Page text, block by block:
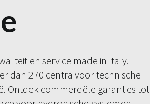
en service made in Italy.
dan 270 centra voor technische
Ontdek commerciële garanties tot